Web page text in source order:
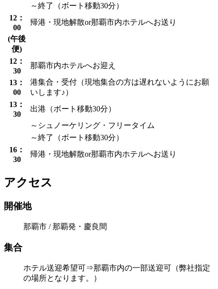
～終了（ボート移動30分）
12：
00
帰港・現地解散or那覇市内ホテルへお送り
(午後
便)
12：
30
那覇市内ホテルへお迎え
13：
00
港集合・受付（現地集合の方は遅れないようにお願
いします♪）
13：
30
出港（ボート移動30分）
～シュノーケリング・フリータイム
～終了（ボート移動30分）
16：
30
帰港・現地解散or那覇市内ホテルへお送り
アクセス
開催地
那覇市 / 那覇発・慶良間
集合
ホテル送迎希望可⇒那覇市内の一部送迎可（弊社指定
の場所となります。）